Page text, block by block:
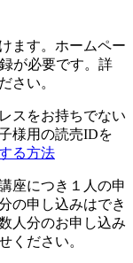
ます。ホームペー
が必要です。詳
さい。
スをお持ちでない
様用の読売IDを
る方法
座につき１人の申
の申し込みはでき
人分のお申し込み
ください。